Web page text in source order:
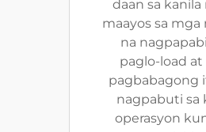
daan sa
maayos sa
na
paglo-load
pagbabagong
nagpabuti sa
operasyon